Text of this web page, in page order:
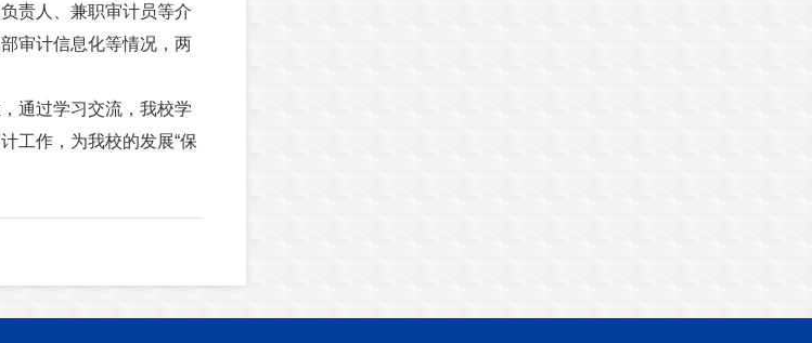
责人、兼职审计员等介
审计信息化等情况，两
通过学习交流，我校学
工作，为我校的发展“保